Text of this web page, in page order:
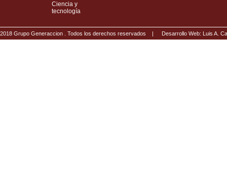
Ciencia y
tecnología
2018 Grupo Generaccion . Todos los derechos reservados | Desarrollo Web: Luis